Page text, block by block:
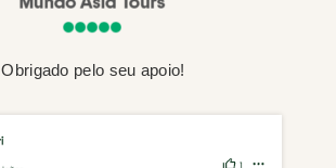
Obrigado pelo seu apoio!